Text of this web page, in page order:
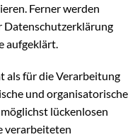
Ferner werden
Datenschutzerklärung
aufgeklärt.
als für die Verarbeitung
und organisatorische
lückenlosen
verarbeiteten